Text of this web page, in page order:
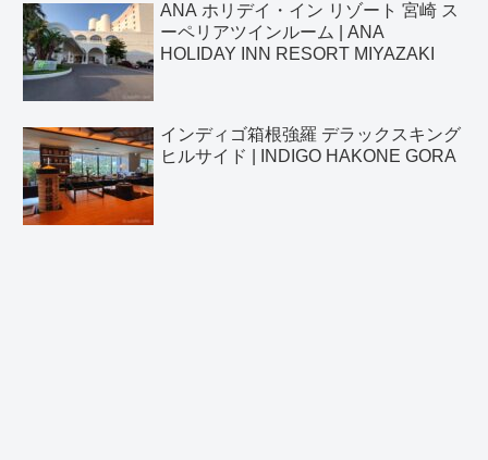
ANA ホリデイ・イン リゾート 宮崎 ス
ーペリアツインルーム | ANA
HOLIDAY INN RESORT MIYAZAKI
インディゴ箱根強羅 デラックスキング
ヒルサイド | INDIGO HAKONE GORA